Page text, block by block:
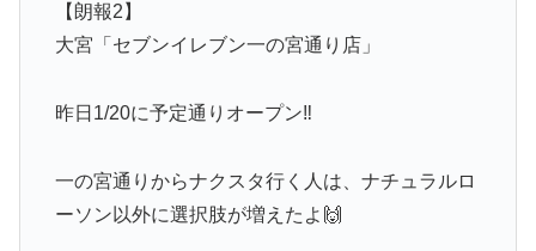
【朗報2】
大宮「セブンイレブン一の宮通り店」
昨日1/20に予定通りオープン‼️
一の宮通りからナクスタ行く人は、ナチュラルロ
ーソン以外に選択肢が増えたよ🙌